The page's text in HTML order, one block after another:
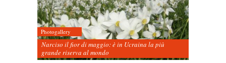
Photogallery
Narciso il fior di maggio: è in Ucraina la più
grande riserva al mondo